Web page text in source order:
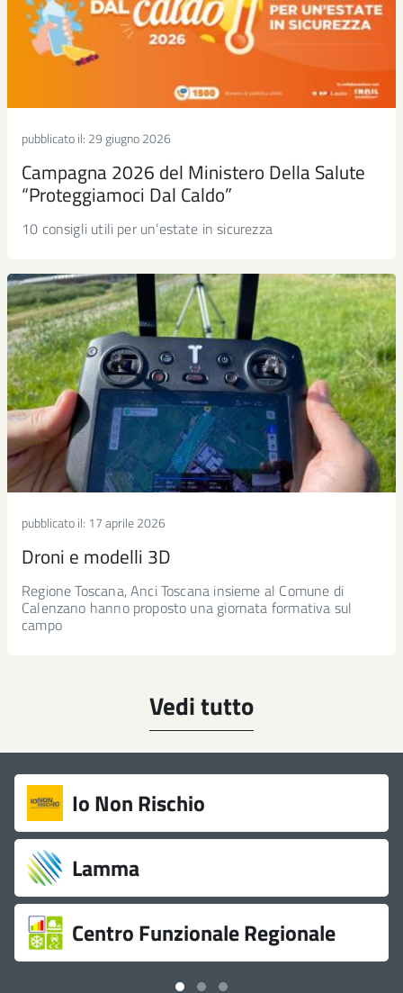
pubblicato il: 29 giugno 2026
Campagna 2026 del Ministero Della Salute
“Proteggiamoci Dal Caldo”
10 consigli utili per un’estate in sicurezza
pubblicato il: 17 aprile 2026
Droni e modelli 3D
Regione Toscana, Anci Toscana insieme al Comune di
Calenzano hanno proposto una giornata formativa sul
campo
Vedi tutto
Link
utili Io Non Rischio
Lamma
Centro Funzionale Regionale